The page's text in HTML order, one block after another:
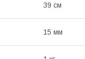
39 см
15 мм